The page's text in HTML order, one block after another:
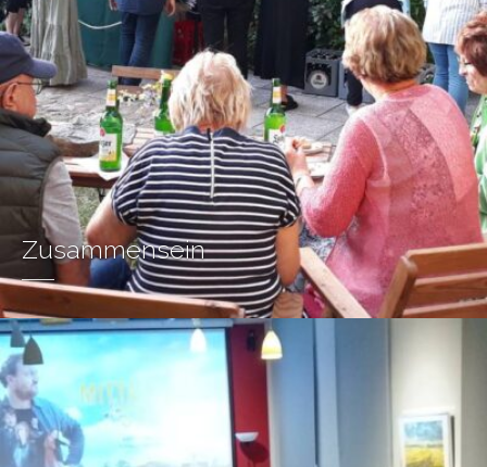
Zusammensein